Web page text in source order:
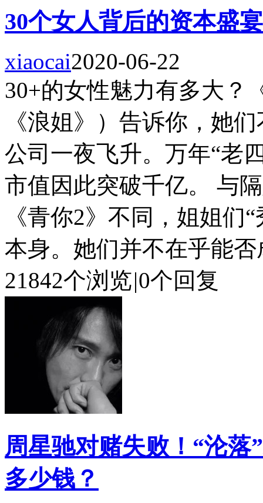
30个女人背后的资本盛宴
xiaocai2020-06-22
30+的女性魅力有多大？
《浪姐》）告诉你，她
公司一夜飞升。万年“老
市值因此突破千亿。 与
《青你2》不同，姐姐们
本身。她们并不在乎能否
21842个浏览|0个回复
周星驰对赌失败！“沦
多少钱？